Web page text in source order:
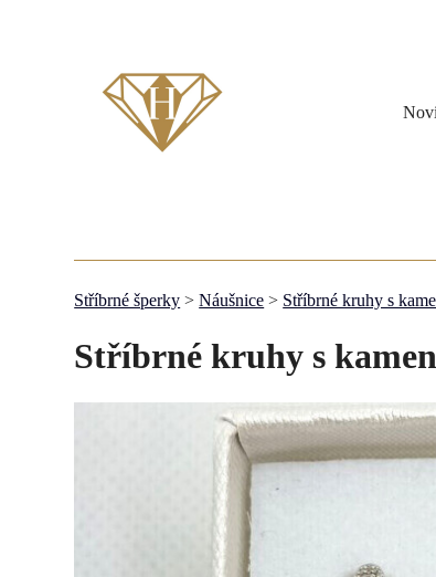
Stříbrné šperky > Náušnice > Stříbrné kruhy s
Stříbrné kruhy s